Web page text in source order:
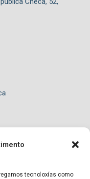
tecnoloxías como